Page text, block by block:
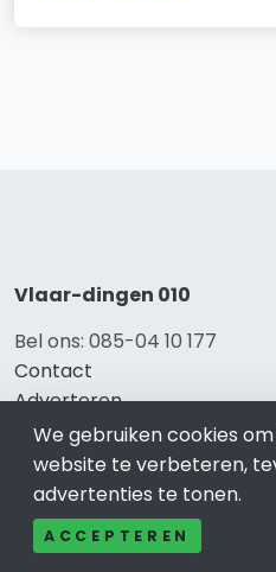
Vlaar-dingen 010
Bel ons: 085-04 10 177
Contact
Adverteren
Over ons
Cookieverklaring
Avg
Privacy
We gebruiken cookies
website te verbeteren,
advertenties te tonen.
ACCEPTEREN